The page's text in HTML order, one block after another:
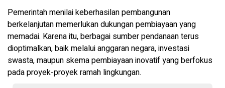
Pemerintah menilai keberhasilan pembangunan
berkelanjutan memerlukan dukungan pembiayaan yang
memadai. Karena itu, berbagai sumber pendanaan terus
dioptimalkan, baik melalui anggaran negara, investasi
swasta, maupun skema pembiayaan inovatif yang berfokus
pada proyek-proyek ramah lingkungan.